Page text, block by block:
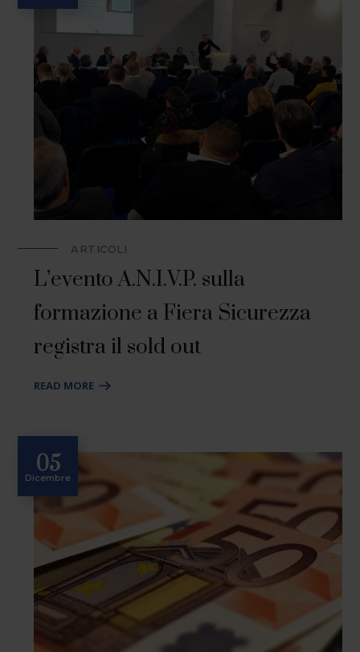
ARTICOLI
L’evento A.N.I.V.P. sulla
formazione a Fiera Sicurezza
registra il sold out
READ MORE
05
Dicembre